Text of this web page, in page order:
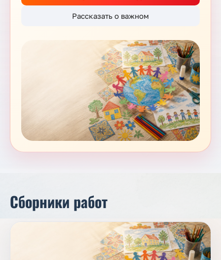
Рассказать о важном
Сборники работ